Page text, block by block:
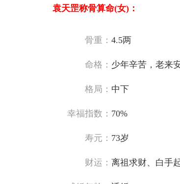
袁天罡称骨算命(女)：
骨重： 4.5两
命格： 少年辛苦，老来
格局： 中下
幸福指数： 70%
寿元： 73岁
财运： 离祖求财、白手